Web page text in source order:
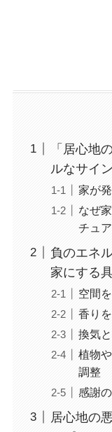
「居心地
ルなサイ
家が
なぜ
チュ
負のエネ
家にする
空間
香り
換気
植物
調整
感謝
居心地の